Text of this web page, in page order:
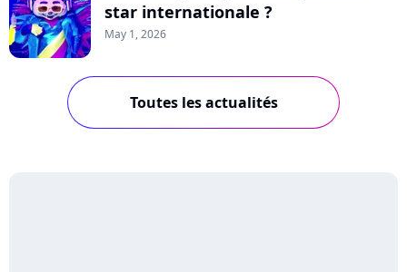
star internationale ?
May 1, 2026
Toutes les actualités